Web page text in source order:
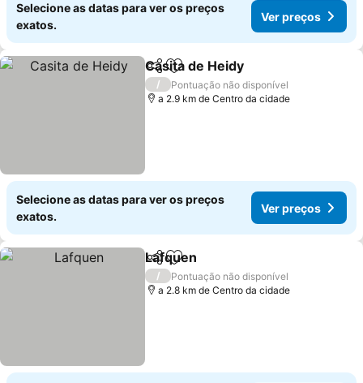
Selecione as datas para ver os preços
exatos.
Ver preços
PartilharAdicionar aos favoritos
Casita de Heidy
/
Pontuação não disponível
a 2.9 km de Centro da cidade
Selecione as datas para ver os preços
exatos.
Ver preços
PartilharAdicionar aos favoritos
Lafquen
/
Pontuação não disponível
a 2.8 km de Centro da cidade